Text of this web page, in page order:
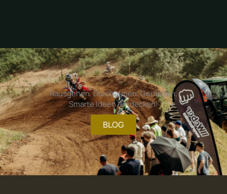
Rausgehen. Durchatmen. Genießen.
Smarte Ideen entdecken!
BLOG